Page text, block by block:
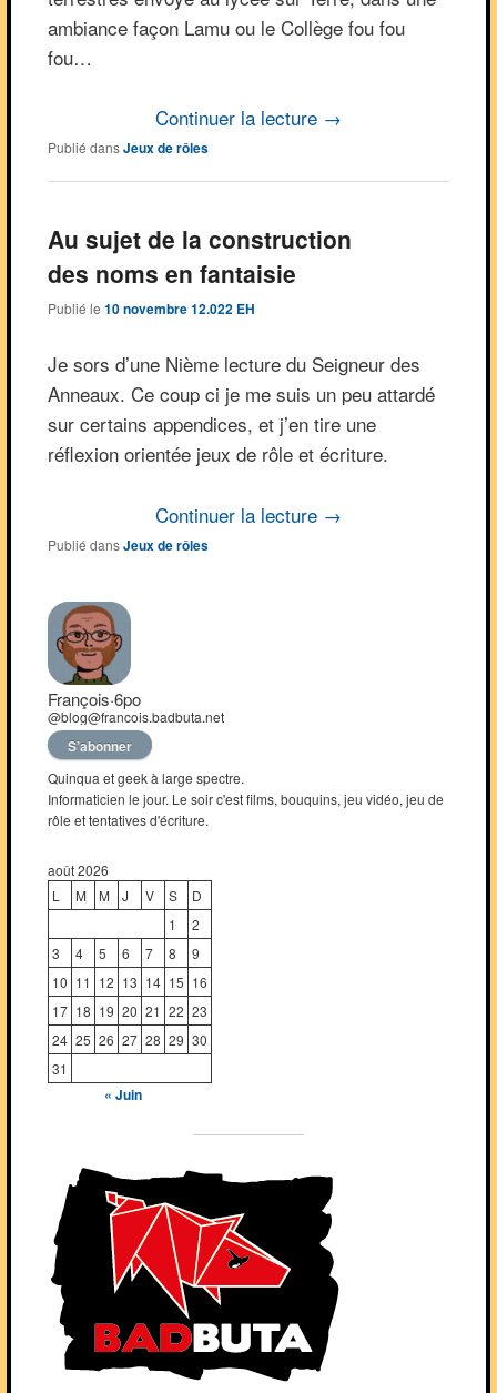
ambiance façon Lamu ou le Collège fou fou
fou…
Continuer la lecture →
Publié dans Jeux de rôles
Au sujet de la construction
des noms en fantaisie
Publié le 10 novembre 12.022 EH
Je sors d’une Nième lecture du Seigneur des
Anneaux. Ce coup ci je me suis un peu attardé
sur certains appendices, et j’en tire une
réflexion orientée jeux de rôle et écriture.
Continuer la lecture →
Publié dans Jeux de rôles
François·6po
@blog@francois.badbuta.net
S’abonner
Quinqua et geek à large spectre.
Informaticien le jour. Le soir c'est films, bouquins, jeu vidéo, jeu de
rôle et tentatives d'écriture.
août 2026
L
M M J V S
D
1
2
3
4 5 6 7 8
9
10 11 12 13 14 15 16
17 18 19 20 21 22 23
24 25 26 27 28 29 30
31
« Juin